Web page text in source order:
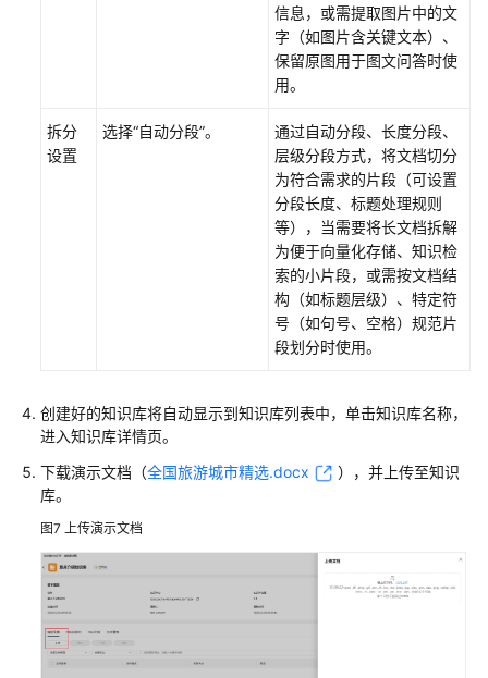
信息，或需提取图片中的文
字（如图片含关键文本）、
保留原图用于图文问答时使
用。
拆分
设置
选择“自动分段”。
通过自动分段、长度分段、
层级分段方式，将文档切分
为符合需求的片段（可设置
分段长度、标题处理规则
等），当需要将长文档拆解
为便于向量化存储、知识检
索的小片段，或需按文档结
构（如标题层级）、特定符
号（如句号、空格）规范片
段划分时使用。
创建好的知识库将自动显示到知识库列表中，单击知识库名称，
进入知识库详情页。
下载演示文档（全国旅游城市精选.docx
），并上传至知识
库。
图7 上传演示文档